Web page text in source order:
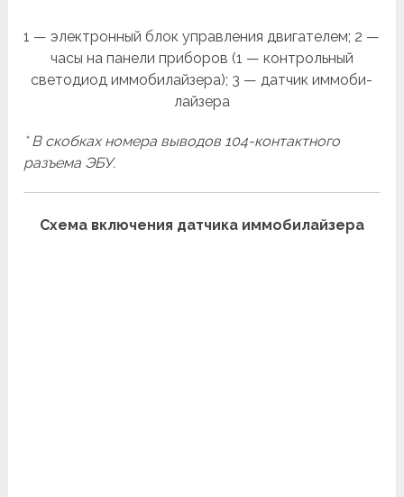
1 — электронный блок управления двигателем; 2 —
часы на панели приборов (1 — контрольный
светодиод иммобилайзера); 3 — датчик иммоби­
лайзера
* В скобках номера выводов 104-контактного
разъема ЭБУ.
Схема включения датчика иммобилайзера